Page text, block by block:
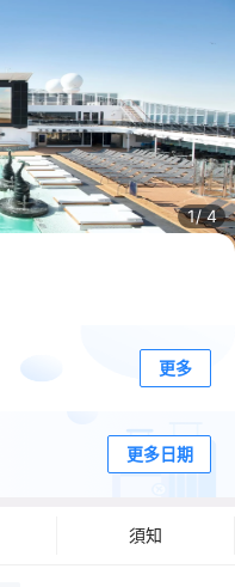
1/4
更多
更多日期
須知